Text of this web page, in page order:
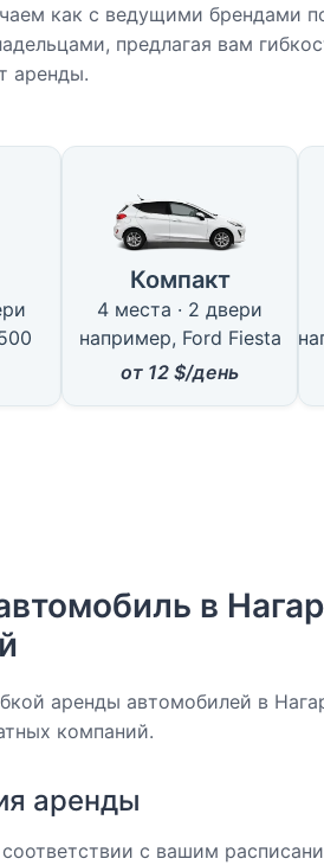
как с ведущими брендами
предлагая вам
аренды.
автомобилей
Компакт
4 места · 2 двери
например, Ford Fiesta
от 12 $/день
в
аренды автомобилей в
компаний.
аренды
с вашим